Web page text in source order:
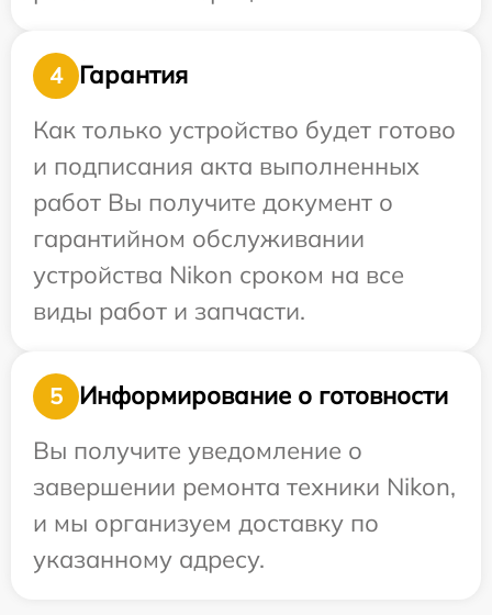
4
Гарантия
Как только устройство будет готово
и подписания акта выполненных
работ Вы получите документ о
гарантийном обслуживании
устройства Nikon сроком на все
виды работ и запчасти.
5
Информирование о готовности
Вы получите уведомление о
завершении ремонта техники Nikon,
и мы организуем доставку по
указанному адресу.